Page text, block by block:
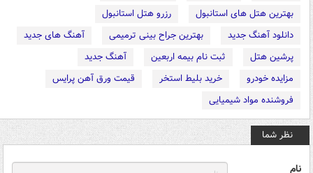
بهترین هتل های استانبول
رزرو هتل استانبول
دانلود آهنگ جدید
بهترین جراح بینی ترمیمی
آهنگ های جدید
پرشین هتل
ثبت نام بیمه اربعین
آهنگ جدید
مزایده خودرو
خرید بلیط استخر
قیمت ورق آهن پرایس
فروشنده مواد شیمیایی
نظر شما
نام